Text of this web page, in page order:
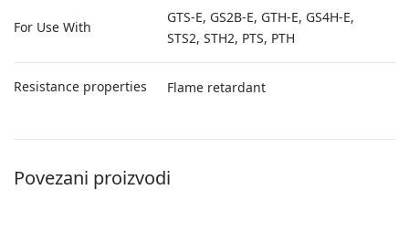
For Use With
GTS-E, GS2B-E, GTH-E, GS4H-E,
STS2, STH2, PTS, PTH
Resistance properties Flame retardant
Povezani proizvodi